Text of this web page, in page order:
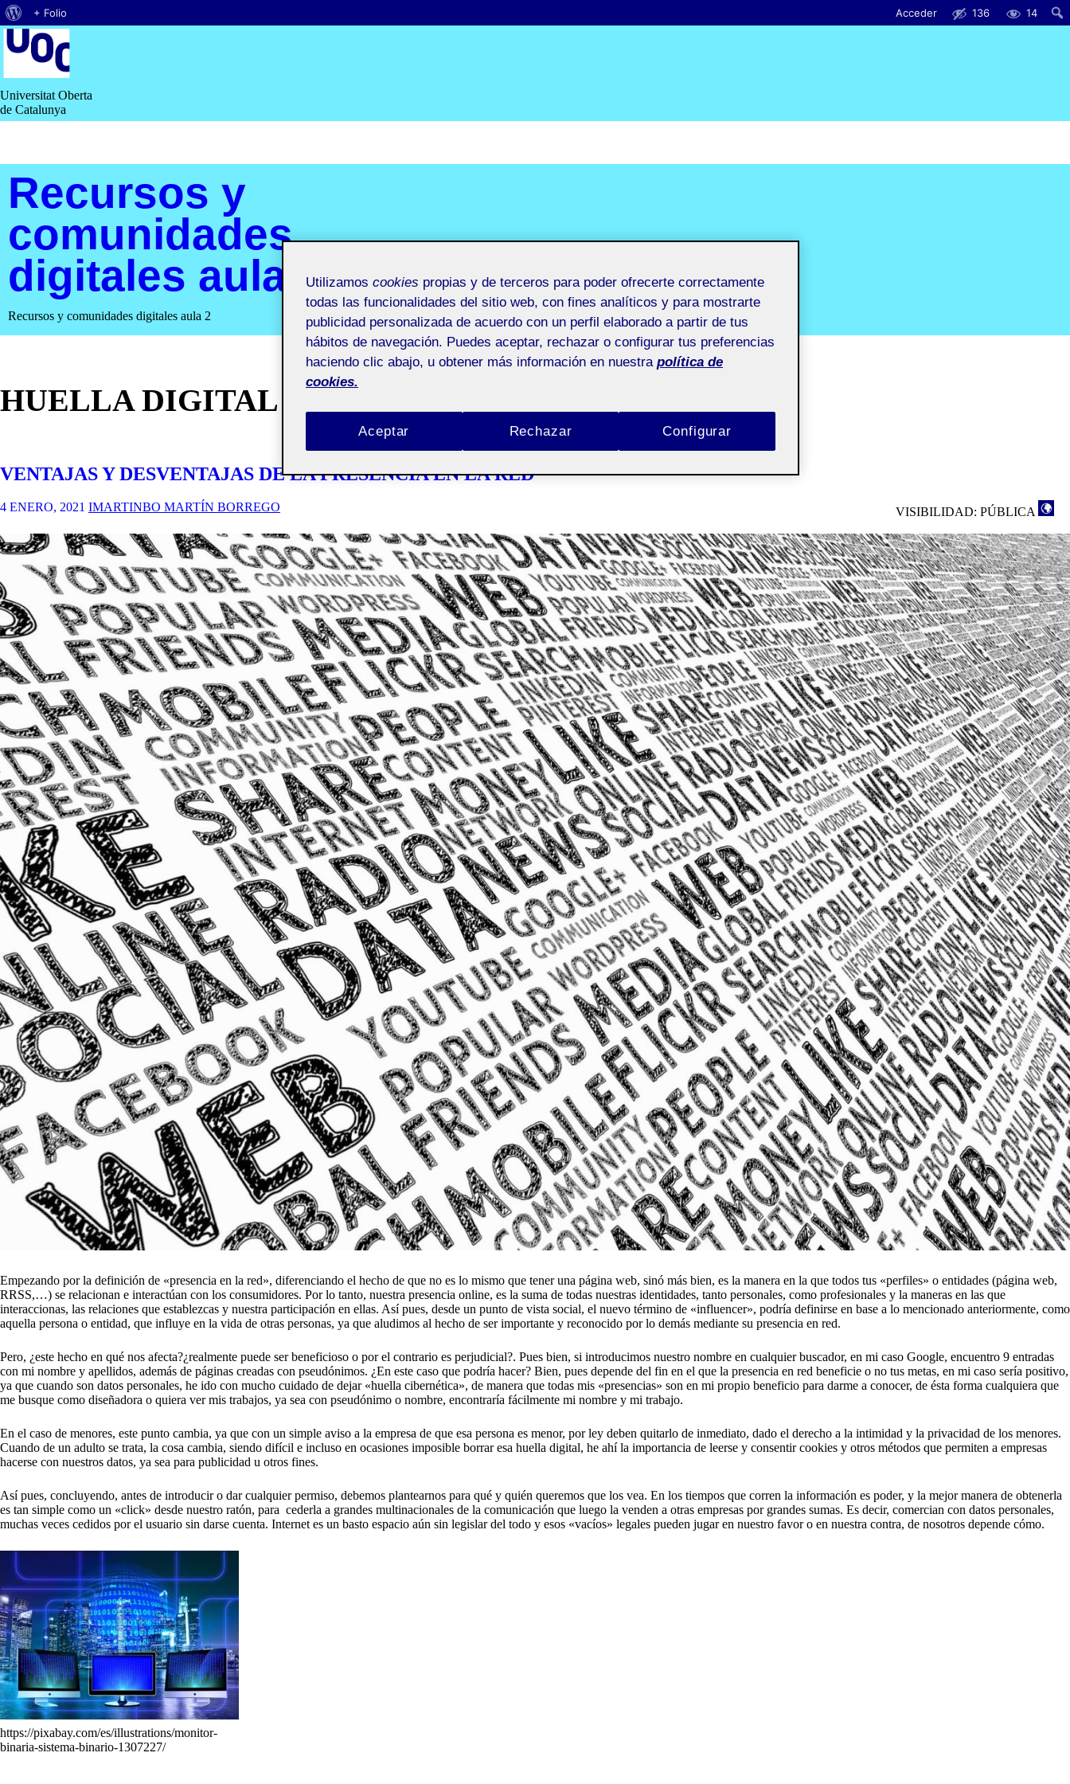
Saltar
al
contenido
Universitat Oberta
de Catalunya
Recursos y
comunidades
digitales aula 2
Recursos y comunidades digitales aula 2
HUELLA DIGITAL
VENTAJAS Y DESVENTAJAS DE LA PRESENCIA EN LA RED
4 ENERO, 2021 IMARTINBO MARTÍN BORREGO VISIBILIDAD: PÚBLICA
Empezando por la definición de «presencia en la red», diferenciando el hecho de que no es lo mismo que tener una página web, sinó más bien, es la manera en la que todos tus «perfiles» o entidades (página web,
RRSS,…) se relacionan e interactúan con los consumidores. Por lo tanto, nuestra presencia online, es la suma de todas nuestras identidades, tanto personales, como profesionales y la maneras en las que
interaccionas, las relaciones que establezcas y nuestra participación en ellas. Así pues, desde un punto de vista social, el nuevo término de «influencer», podría definirse en base a lo mencionado anteriormente, como
aquella persona o entidad, que influye en la vida de otras personas, ya que aludimos al hecho de ser importante y reconocido por lo demás mediante su presencia en red.
Pero, ¿este hecho en qué nos afecta?¿realmente puede ser beneficioso o por el contrario es perjudicial?. Pues bien, si introducimos nuestro nombre en cualquier buscador, en mi caso Google, encuentro 9 entradas
con mi nombre y apellidos, además de páginas creadas con pseudónimos. ¿En este caso que podría hacer? Bien, pues depende del fin en el que la presencia en red beneficie o no tus metas, en mi caso sería positivo,
ya que cuando son datos personales, he ido con mucho cuidado de dejar «huella cibernética», de manera que todas mis «presencias» son en mi propio beneficio para darme a conocer, de ésta forma cualquiera que
me busque como diseñadora o quiera ver mis trabajos, ya sea con pseudónimo o nombre, encontraría fácilmente mi nombre y mi trabajo.
En el caso de menores, este punto cambia, ya que con un simple aviso a la empresa de que esa persona es menor, por ley deben quitarlo de inmediato, dado el derecho a la intimidad y la privacidad de los menores.
Cuando de un adulto se trata, la cosa cambia, siendo difícil e incluso en ocasiones imposible borrar esa huella digital, he ahí la importancia de leerse y consentir cookies y otros métodos que permiten a empresas
hacerse con nuestros datos, ya sea para publicidad u otros fines.
Así pues, concluyendo, antes de introducir o dar cualquier permiso, debemos plantearnos para qué y quién queremos que los vea. En los tiempos que corren la información es poder, y la mejor manera de obtenerla
es tan simple como un «click» desde nuestro ratón, para cederla a grandes multinacionales de la comunicación que luego la venden a otras empresas por grandes sumas. Es decir, comercian con datos personales,
muchas veces cedidos por el usuario sin darse cuenta. Internet es un basto espacio aún sin legislar del todo y esos «vacíos» legales pueden jugar en nuestro favor o en nuestra contra, de nosotros depende cómo.
https://pixabay.com/es/illustrations/monitor-
binaria-sistema-binario-1307227/
Acerca
de
WordPress
+ Folio Acceder 136 14
Utilizamos cookies propias y de terceros para poder ofrecerte correctamente
todas las funcionalidades del sitio web, con fines analíticos y para mostrarte
publicidad personalizada de acuerdo con un perfil elaborado a partir de tus
hábitos de navegación. Puedes aceptar, rechazar o configurar tus preferencias
haciendo clic abajo, u obtener más información en nuestra política de
cookies.
Rechazar
Aceptar Configurar